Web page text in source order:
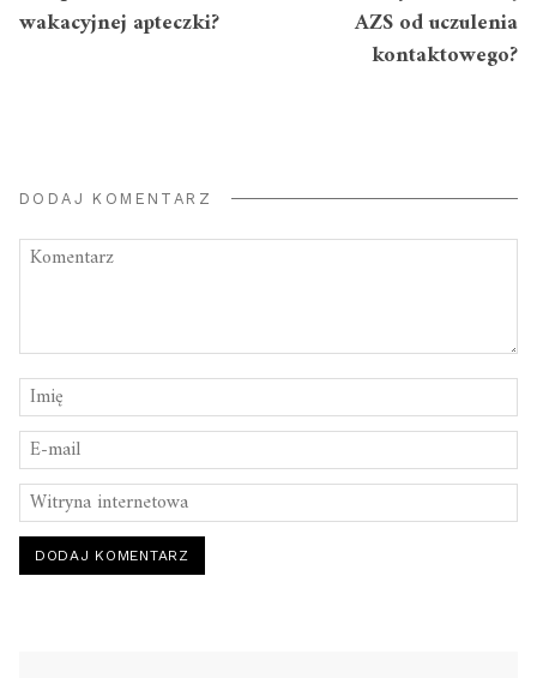
wakacyjnej apteczki?
AZS od uczulenia
kontaktowego?
DODAJ KOMENTARZ